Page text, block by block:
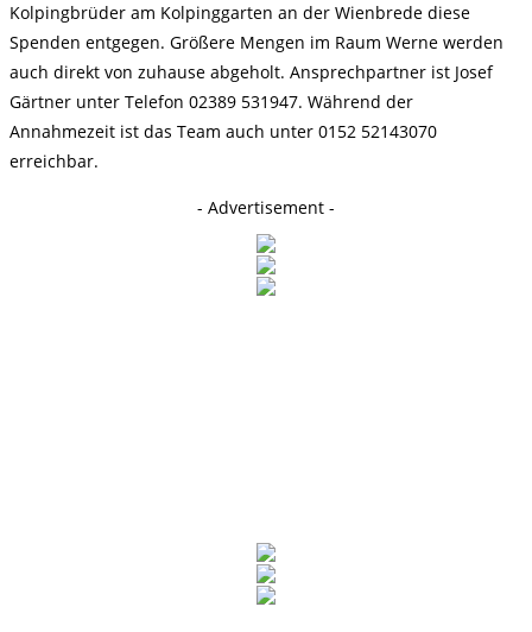
Kolpingbrüder am Kolpinggarten an der Wienbrede diese
Spenden entgegen. Größere Mengen im Raum Werne werden
auch direkt von zuhause abgeholt. Ansprechpartner ist Josef
Gärtner unter Telefon 02389 531947. Während der
Annahmezeit ist das Team auch unter 0152 52143070
erreichbar.
- Advertisement -